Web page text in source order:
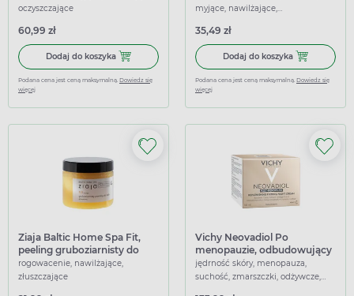
oczyszczające
60,99 zł
Dodaj do koszyka Dodaj do koszyka CeraVe, nawilżająca emulsja do mycia,
Podana cena jest ceną maksymalną. Dowiedz się
więcej
ml
myjące, nawilżające,
35,49 zł
Dodaj do koszyka Dodaj do
Podana cena jest ceną maksymalną. Dowiedz się
więcej
Ziaja Baltic Home Spa Fit,
peeling gruboziarnisty do
ciała, 300 ml
rogowacenie, nawilżające,
złuszczające
Vichy Neovadiol Po
menopauzie, odbudowujący
krem na noc przeciw
wiotczeniu skóry, 50 ml
jędrność skóry, menopauza,
suchość, zmarszczki, odżywcze,